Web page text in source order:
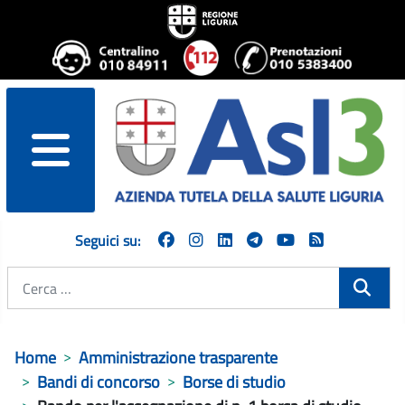
menu
Seguici su:
Home
Amministrazione trasparente
Bandi di concorso
Borse di studio